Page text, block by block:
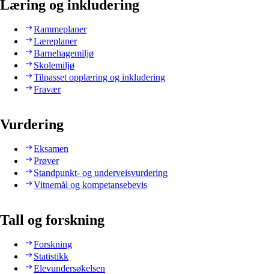
Læring og inkludering
Rammeplaner
Læreplaner
Barnehagemiljø
Skolemiljø
Tilpasset opplæring og inkludering
Fravær
Vurdering
Eksamen
Prøver
Standpunkt- og underveisvurdering
Vitnemål og kompetansebevis
Tall og forskning
Forskning
Statistikk
Elevundersøkelsen